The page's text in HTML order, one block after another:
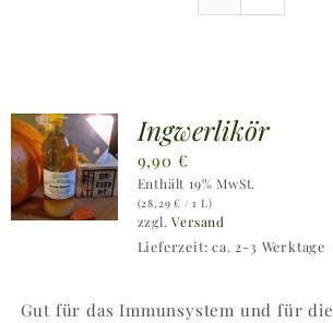
Anfahrt + Kontakt
Ingwerlikör
9,90 €
Enthält 19% MwSt.
(28,29€ / 1 L)
zzgl.Versand
Lieferzeit: ca. 2-3 Werktage
Gut für das Immunsystem und für die